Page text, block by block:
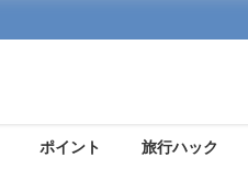
ポイント 旅行ハック